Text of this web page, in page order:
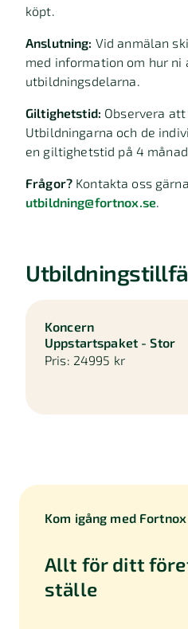
köpt.
Anslutning: Vid anmälan
med information om hur
utbildningsdelarna.
Giltighetstid: Observera
Utbildningarna och de
en giltighetstid på 4
Frågor? Kontakta oss
utbildning@fortnox.se.
Koncern
Uppstartspaket - Stor
Pris: 24995 kr
Kom igång med Fortnox
Allt för ditt
ställe